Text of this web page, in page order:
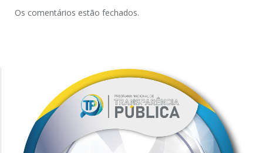
Os comentários estão fechados.